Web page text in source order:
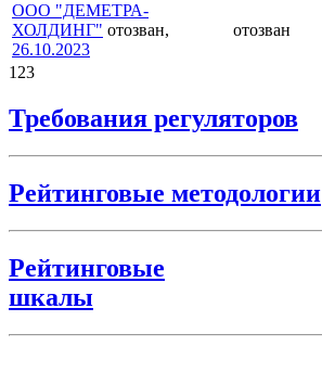
ООО "ДЕМЕТРА-
ХОЛДИНГ" отозван,
26.10.2023
отозван
1 23
Требования регуляторов
Рейтинговые методологии
Рейтинговые
шкалы